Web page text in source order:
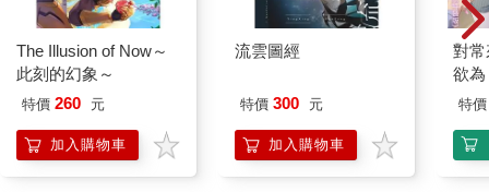
The Illusion of Now～
此刻的幻象～
特價 260 元
加入購物車
流雲圖經
特價 300 元
加入購物車
對
欲為
特價